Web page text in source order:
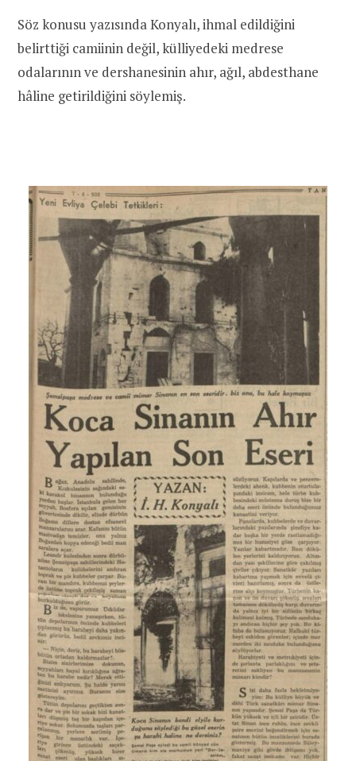
Söz konusu yazısında Konyalı, ihmal edildiğini
belirttiği camiinin değil, külliyedeki medrese
odalarının ve dershanesinin ahır, ağıl, abdesthane
hâline getirildiğini söylemiş.